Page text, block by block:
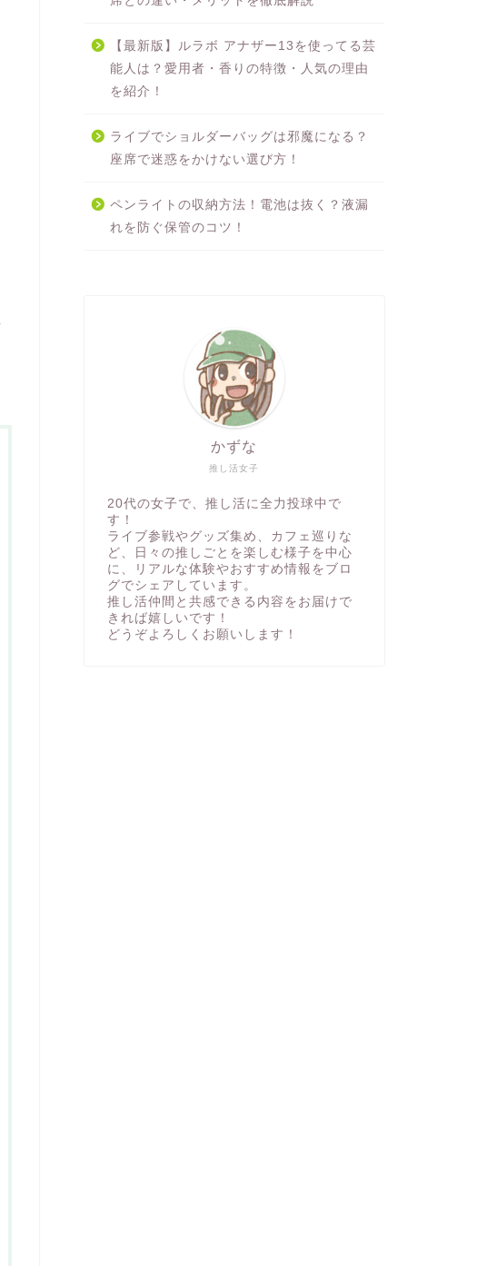
【最新版】ルラボ アナザー13を使ってる芸
能人は？愛用者・香りの特徴・人気の理由
を紹介！
ライブでショルダーバッグは邪魔になる？
座席で迷惑をかけない選び方！
ペンライトの収納方法！電池は抜く？液漏
れを防ぐ保管のコツ！
推し活女子
かずな
20代の女子で、推し活に全力投球中で
す！
ライブ参戦やグッズ集め、カフェ巡りな
ど、日々の推しごとを楽しむ様子を中心
に、リアルな体験やおすすめ情報をブロ
グでシェアしています。
推し活仲間と共感できる内容をお届けで
きれば嬉しいです！
どうぞよろしくお願いします！